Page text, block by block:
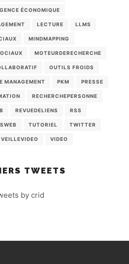
ÉCONOMIQUE
LECTURE LLMS
MINDMAPPING
MOTEURDERECHERCHE
OUTILS FROIDS
MANAGEMENT PKM PRESSE
RECHERCHEPERSONNE
REVUEDELIENS RSS
TUTORIEL TWITTER
VEILLEVIDEO VIDEO
TWEETS
by crid